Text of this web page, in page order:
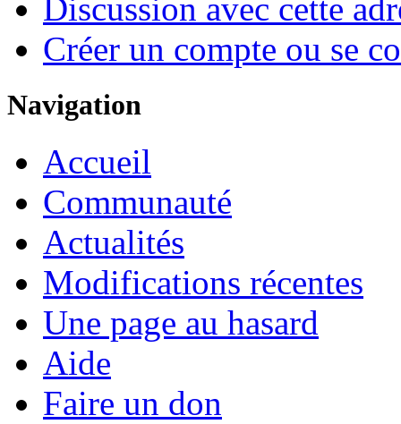
Discussion avec cette
Créer un compte ou se
Navigation
Accueil
Communauté
Actualités
Modifications récentes
Une page au hasard
Aide
Faire un don